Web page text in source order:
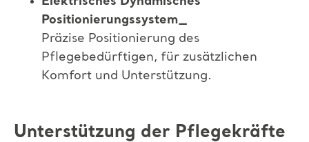
Positionierungssystem_
Präzise Positionierung des
Pflegebedürftigen, für zusätzlichen
Komfort und Unterstützung.
Unterstützung der Pflegekräfte